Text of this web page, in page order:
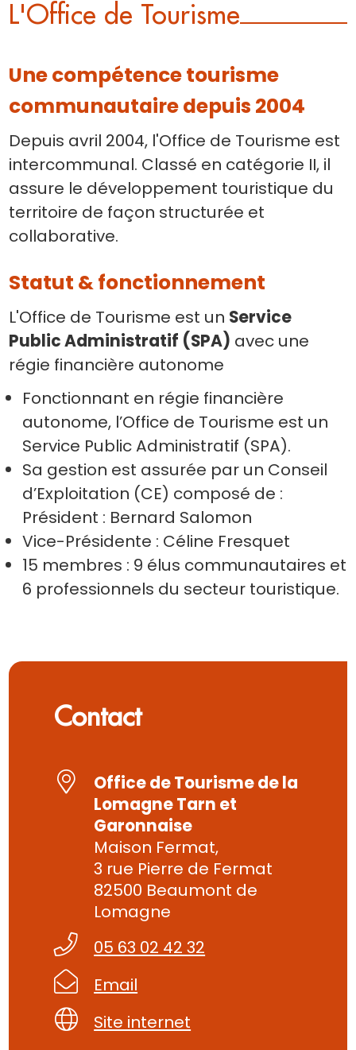
L'Office de Tourisme
Une compétence tourisme
communautaire depuis 2004
Depuis avril 2004, l'Office de Tourisme est
intercommunal. Classé en catégorie II, il
assure le développement touristique du
territoire de façon structurée et
collaborative.
Statut & fonctionnement
L'Office de Tourisme est un Service
Public Administratif (SPA) avec une
régie financière autonome
Fonctionnant en régie financière
autonome, l’Office de Tourisme est un
Service Public Administratif (SPA).
Sa gestion est assurée par un Conseil
d’Exploitation (CE) composé de :
Président : Bernard Salomon
Vice-Présidente : Céline Fresquet
15 membres : 9 élus communautaires et
6 professionnels du secteur touristique.
Contact
Office de Tourisme de la
Lomagne Tarn et
Garonnaise
Maison Fermat,
3 rue Pierre de Fermat
82500 Beaumont de
Lomagne
05 63 02 42 32
Email
Site internet